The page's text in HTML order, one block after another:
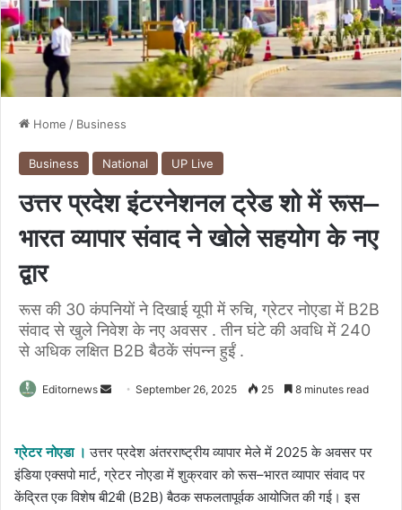
Home / Business
Business National UP Live
उत्तर प्रदेश इंटरनेशनल ट्रेड शो में रूस–
भारत व्यापार संवाद ने खोले सहयोग के नए
द्वार
रूस की 30 कंपनियों ने दिखाई यूपी में रुचि, ग्रेटर नोएडा में B2B
संवाद से खुले निवेश के नए अवसर . तीन घंटे की अवधि में 240
से अधिक लक्षित B2B बैठकें संपन्न हुईं .
Editornews
SendSeptember 26, 2025 25 8 minutes read
ग्रेटर नोएडा । उत्तर प्रदेश अंतरराष्ट्रीय व्यापार मेले में 2025 के अवसर पर
इंडिया एक्सपो मार्ट, ग्रेटर नोएडा में शुक्रवार को रूस–भारत व्यापार संवाद पर
केंद्रित एक विशेष बी2बी (B2B) बैठक सफलतापूर्वक आयोजित की गई। इस